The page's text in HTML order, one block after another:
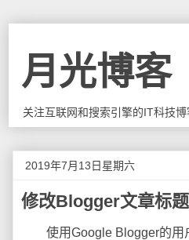
月光博客
关注互联网和搜索引擎的IT科技博
2019年7月13日星期六
修改Blogger文章标
使用Google Blogger的用